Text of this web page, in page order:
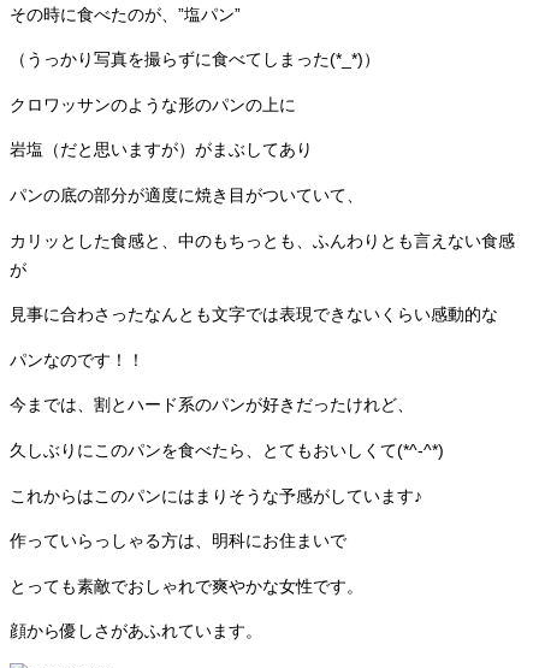
その時に食べたのが、”塩パン”
（うっかり写真を撮らずに食べてしまった(*_*)）
クロワッサンのような形のパンの上に
岩塩（だと思いますが）がまぶしてあり
パンの底の部分が適度に焼き目がついていて、
カリッとした食感と、中のもちっとも、ふんわりとも言えない食感
が
見事に合わさったなんとも文字では表現できないくらい感動的な
パンなのです！！
今までは、割とハード系のパンが好きだったけれど、
久しぶりにこのパンを食べたら、とてもおいしくて(*^-^*)
これからはこのパンにはまりそうな予感がしています♪
作っていらっしゃる方は、明科にお住まいで
とっても素敵でおしゃれで爽やかな女性です。
顔から優しさがあふれています。